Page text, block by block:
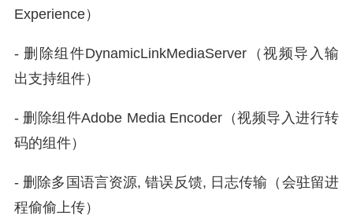
Experience）
- 删除组件DynamicLinkMediaServer（视频导入输
出支持组件）
- 删除组件Adobe Media Encoder（视频导入进行转
码的组件）
- 删除多国语言资源, 错误反馈, 日志传输（会驻留进
程偷偷上传）